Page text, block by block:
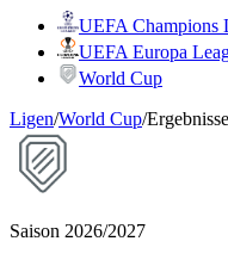
UEFA Champions
UEFA Europa
World Cup
Ligen/World Cup/Ergebnisse
Saison 2026/2027